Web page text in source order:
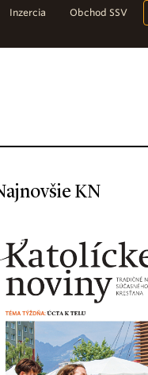
Inzercia Obchod SSV
KN